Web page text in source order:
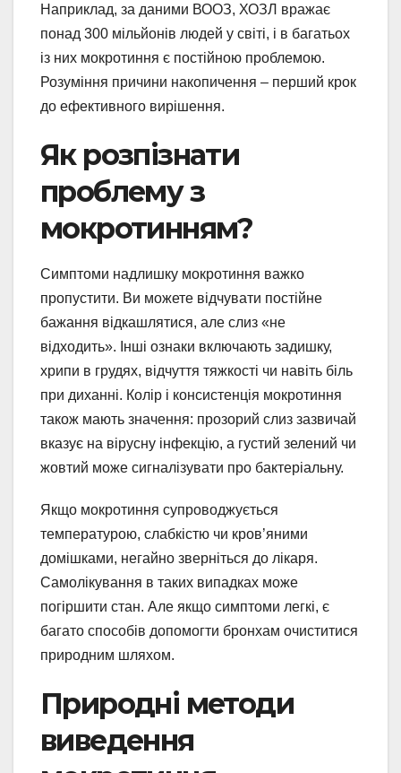
Наприклад, за даними ВООЗ, ХОЗЛ вражає
понад 300 мільйонів людей у світі, і в багатьох
із них мокротиння є постійною проблемою.
Розуміння причини накопичення – перший крок
до ефективного вирішення.
Як розпізнати
проблему з
мокротинням?
Симптоми надлишку мокротиння важко
пропустити. Ви можете відчувати постійне
бажання відкашлятися, але слиз «не
відходить». Інші ознаки включають задишку,
хрипи в грудях, відчуття тяжкості чи навіть біль
при диханні. Колір і консистенція мокротиння
також мають значення: прозорий слиз зазвичай
вказує на вірусну інфекцію, а густий зелений чи
жовтий може сигналізувати про бактеріальну.
Якщо мокротиння супроводжується
температурою, слабкістю чи кров’яними
домішками, негайно зверніться до лікаря.
Самолікування в таких випадках може
погіршити стан. Але якщо симптоми легкі, є
багато способів допомогти бронхам очиститися
природним шляхом.
Природні методи
виведення